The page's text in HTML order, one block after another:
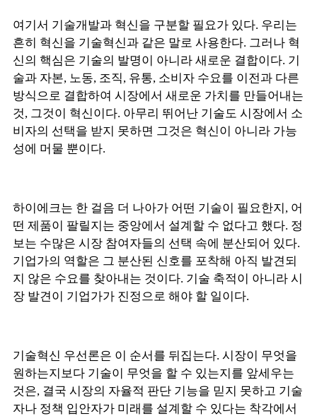
여기서 기술개발과 혁신을 구분할 필요가 있다. 우리는
흔히 혁신을 기술혁신과 같은 말로 사용한다. 그러나 혁
신의 핵심은 기술의 발명이 아니라 새로운 결합이다. 기
술과 자본, 노동, 조직, 유통, 소비자 수요를 이전과 다른
방식으로 결합하여 시장에서 새로운 가치를 만들어내는
것, 그것이 혁신이다. 아무리 뛰어난 기술도 시장에서 소
비자의 선택을 받지 못하면 그것은 혁신이 아니라 가능
성에 머물 뿐이다.
하이에크는 한 걸음 더 나아가 어떤 기술이 필요한지, 어
떤 제품이 팔릴지는 중앙에서 설계할 수 없다고 했다. 정
보는 수많은 시장 참여자들의 선택 속에 분산되어 있다.
기업가의 역할은 그 분산된 신호를 포착해 아직 발견되
지 않은 수요를 찾아내는 것이다. 기술 축적이 아니라 시
장 발견이 기업가가 진정으로 해야 할 일이다.
기술혁신 우선론은 이 순서를 뒤집는다. 시장이 무엇을
원하는지보다 기술이 무엇을 할 수 있는지를 앞세우는
것은, 결국 시장의 자율적 판단 기능을 믿지 못하고 기술
자나 정책 입안자가 미래를 설계할 수 있다는 착각에서